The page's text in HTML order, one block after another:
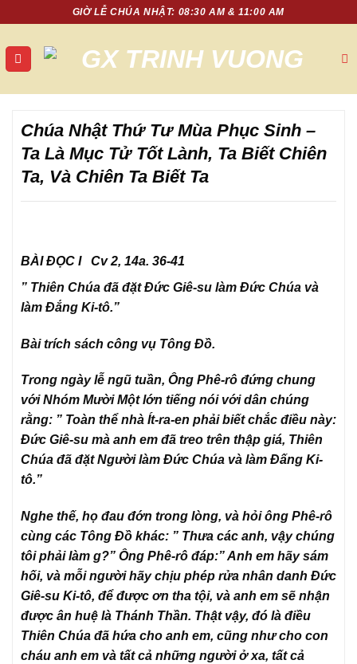
nội
dung
GIỜ LỄ CHÚA NHẬT: 08:30 AM & 11:00 AM
Chúa Nhật Thứ Tư Mùa Phục Sinh –
Ta Là Mục Tử Tốt Lành, Ta Biết Chiên
Ta, Và Chiên Ta Biết Ta
BÀI ĐỌC I Cv 2, 14a. 36-41
” Thiên Chúa đã đặt Đức Giê-su làm Đức Chúa và
làm Đắng Ki-tô.”
Bài trích sách công vụ Tông Đồ.
Trong ngày lễ ngũ tuần, Ông Phê-rô đứng chung
với Nhóm Mười Một lớn tiếng nói với dân chúng
rằng: ” Toàn thể nhà Ít-ra-en phải biết chắc điều này:
Đức Giê-su mà anh em đã treo trên thập giá, Thiên
Chúa đã đặt Người làm Đức Chúa và làm Đấng Ki-
tô.”
Nghe thế, họ đau đớn trong lòng, và hỏi ông Phê-rô
cùng các Tông Đồ khác: ” Thưa các anh, vậy chúng
tôi phải làm g?” Ông Phê-rô đáp:” Anh em hãy sám
hối, và mỗi người hãy chịu phép rửa nhân danh Đức
Giê-su Ki-tô, để được ơn tha tội, và anh em sẽ nhận
được ân huệ là Thánh Thần. Thật vậy, đó là điều
Thiên Chúa đã hứa cho anh em, cũng như cho con
cháu anh em và tất cả những người ở xa, tất cả